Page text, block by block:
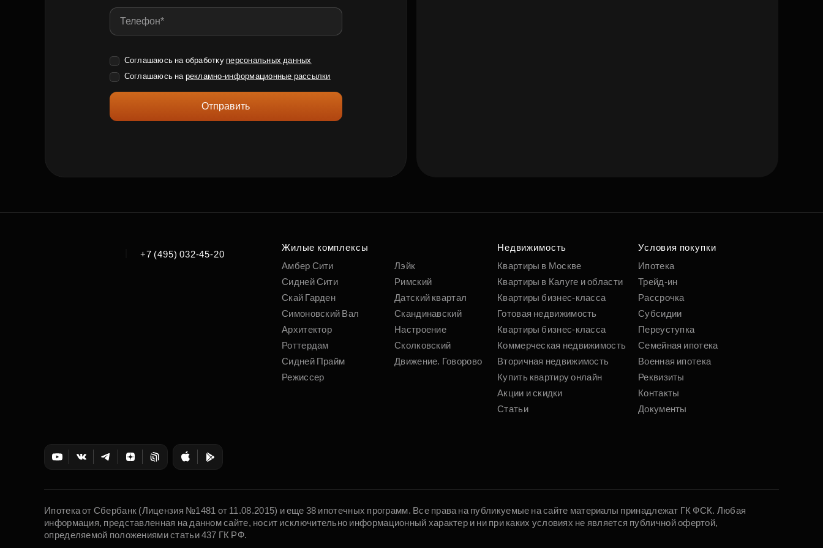
Соглашаюсь на обработку персональных данных
Соглашаюсь на рекламно-информационные рассылки
Отправить
+7 (495) 032-45-20
Жилые комплексы
Амбер Сити
Сидней Сити
Скай Гарден
Симоновский Вал
Архитектор
Роттердам
Сидней Прайм
Режиссер
Лэйк
Римский
Датский квартал
Скандинавский
Настроение
Сколковский
Движение. Говорово
Недвижимость
Квартиры в Москве
Квартиры в Калуге и области
Квартиры бизнес-класса
Готовая недвижимость
Квартиры бизнес-класса
Коммерческая недвижимость
Вторичная недвижимость
Купить квартиру онлайн
Акции и скидки
Статьи
Условия покупки
Ипотека
Трейд-ин
Рассрочка
Субсидии
Переуступка
Семейная ипотека
Военная ипотека
Реквизиты
Контакты
Документы
Ипотека от Сбербанк (Лицензия №1481 от 11.08.2015) и еще 38 ипотечных программ. Все права на публикуемые на сайте материалы принадлежат ГК ФСК. Любая
информация, представленная на данном сайте, носит исключительно информационный характер и ни при каких условиях не является публичной офертой,
определяемой положениями статьи 437 ГК РФ.